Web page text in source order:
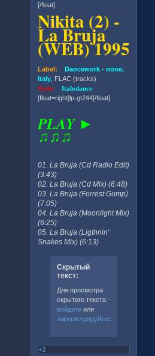
[/float]
Nikita (2) -
La Bruja
(WEB) 1995
Label: Dancework - none,
Italy , FLAC (tracks)
Style:Italodance
[float=right]lp-gt244[/float]
PLAY ►
♫♫♫
01. La Bruja (Cd Radio Edit)
(3:43)
02. La Bruja (Cd Mix) (6:48)
03. La Bruja (Forrest Gump)
(7:05)
04. La Bruja (Moonlight Mix)
(6:25)
05. La Bruja (Ligthnin'
Snakes Mix) (6:13)
Скрытый
текст:
Для просмотра
скрытого текста -
войдитеили
зарегистрируйтесь
+3